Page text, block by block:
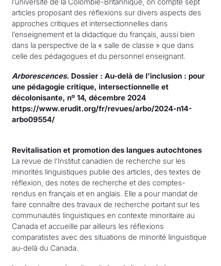
l’université de la Colombie-Britannique, on compte sept
articles proposant des réflexions sur divers aspects des
approches critiques et intersectionnelles dans
l’enseignement et la didactique du français, aussi bien
dans la perspective de la « salle de classe » que dans
celle des pédagogues et du personnel enseignant.
Arborescences. Dossier : Au-delà de l’inclusion : pour
une pédagogie critique, intersectionnelle et
décolonisante, no 14, décembre 2024
https://www.erudit.org/fr/revues/arbo/2024-n14-
arbo09554/
Revitalisation et promotion des langues autochtones
La revue de l’Institut canadien de recherche sur les
minorités linguistiques publie des articles, des textes de
réflexion, des notes de recherche et des comptes-
rendus en français et en anglais. Elle a pour mandat de
faire connaître des travaux de recherche portant sur les
communautés linguistiques en contexte minoritaire au
Canada et accueille par ailleurs les réflexions
comparatistes avec des situations de minorité linguistique
au-delà du Canada.